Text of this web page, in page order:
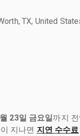
TX, United
23일 금요일까지 전
지나면 지연 수수료